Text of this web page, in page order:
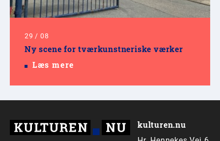
29 / 08
Ny scene for tværkunstneriske værker
Læs mere
kulturen.nu